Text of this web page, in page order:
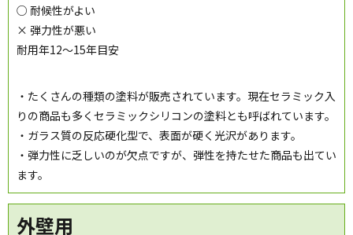
○ 耐候性がよい
× 弾力性が悪い
耐用年12～15年目安
・たくさんの種類の塗料が販売されています。現在セラミック入
りの商品も多くセラミックシリコンの塗料とも呼ばれています。
・ガラス質の反応硬化型で、表面が硬く光沢があります。
・弾力性に乏しいのが欠点ですが、弾性を持たせた商品も出てい
ます。
外壁用